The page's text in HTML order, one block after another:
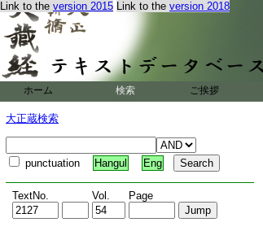
Link to the version 2015 Link to the version 2018
ホーム 検索 ご挨拶
大正蔵検索
punctuation Hangul Eng
TextNo. Vol. Page